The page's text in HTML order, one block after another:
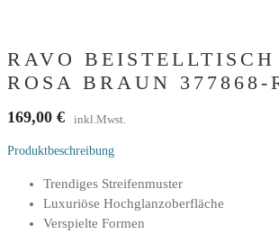
RAVO
ROSA BRAUN 377868-
169,00 € inkl.Mwst.
Produktbeschreibung
Trendiges Streifenmuster
Luxuriöse Hochglanzoberfläche
Verspielte Formen